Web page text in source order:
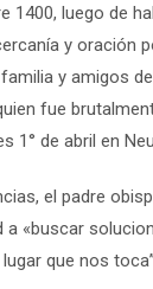
1400, luego de
y oración
y amigos
fue
1° de abril en
el padre
a «buscar
que nos